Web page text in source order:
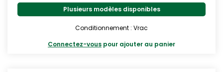
Plusieurs modèles disponibles
Conditionnement : Vrac
Connectez-vous pour ajouter au panier